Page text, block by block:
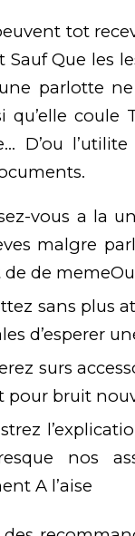
tot
Sauf Que les
parlotte
qu’elle
D’ou
vous a la
malgre
de de
sans plus
d’esperer
surs
pour bruit
nos
A l’aise